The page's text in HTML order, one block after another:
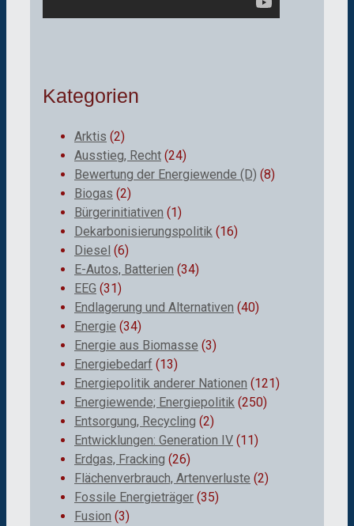
Kategorien
Arktis (2)
Ausstieg, Recht (24)
Bewertung der Energiewende (D) (8)
Biogas (2)
Bürgerinitiativen (1)
Dekarbonisierungspolitik (16)
Diesel (6)
E-Autos, Batterien (34)
EEG (31)
Endlagerung und Alternativen (40)
Energie (34)
Energie aus Biomasse (3)
Energiebedarf (13)
Energiepolitik anderer Nationen (121)
Energiewende; Energiepolitik (250)
Entsorgung, Recycling (2)
Entwicklungen: Generation IV (11)
Erdgas, Fracking (26)
Flächenverbrauch, Artenverluste (2)
Fossile Energieträger (35)
Fusion (3)